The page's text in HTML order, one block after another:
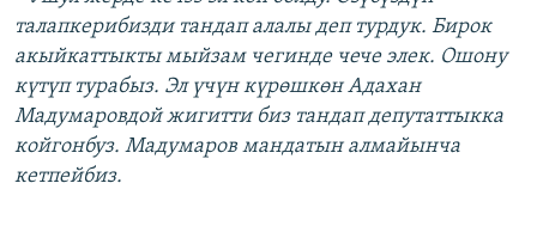
талапкерибизди тандап алалы деп турдук. Бирок
акыйкаттыкты мыйзам чегинде чече элек. Ошону
күтүп турабыз. Эл үчүн күрөшкөн Адахан
Мадумаровдой жигитти биз тандап депутаттыкка
койгонбуз. Мадумаров мандатын алмайынча
кетпейбиз.